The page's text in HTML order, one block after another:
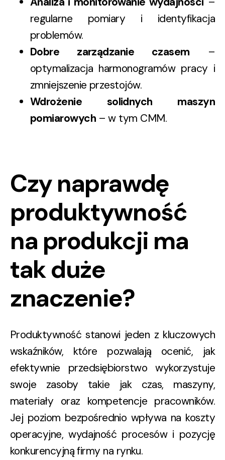
regularne pomiary i identyfikacja
problemów.
Dobre zarządzanie czasem–
optymalizacja harmonogramów pracy i
zmniejszenie przestojów.
Wdrożenie solidnych maszyn
pomiarowych – w tym CMM.
Czy naprawdę
produktywność
na produkcji ma
tak duże
znaczenie?
Produktywność stanowi jeden z kluczowych
wskaźników, które pozwalają ocenić, jak
efektywnie przedsiębiorstwo wykorzystuje
swoje zasoby takie jak czas, maszyny,
materiały oraz kompetencje pracowników.
Jej poziom bezpośrednio wpływa na koszty
operacyjne, wydajność procesów i pozycję
konkurencyjnąfirmy na rynku.